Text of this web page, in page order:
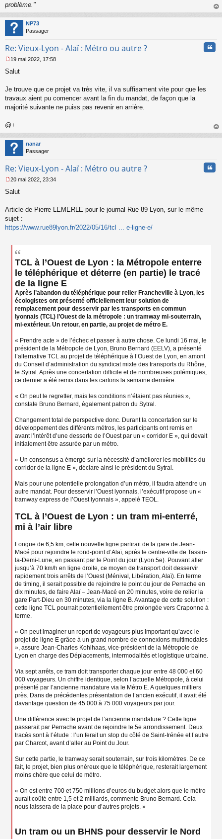
u
problème."
au
NP73
Passager
Re: Vieux-Lyon - Alaï : Métro ou autre ?
e
s
g
e
o
n
l
u
19 mai 2022, 17:58
Salut
Je trouve que ce projet va très vite, il va suffisament vite pour que les
travaux aient pu comencer avant la fin du mandat, de façon que la
majorité suivante ne puiss pas revenir en arrière.
@+
au
nanar
Passager
Re: Vieux-Lyon - Alaï : Métro ou autre ?
e
s
a
g
e
o
20 mai 2022, 23:34
Salut
Article de Pierre LEMERLE pour le journal Rue 89 Lyon, sur le même
sujet :
https://www.rue89lyon.fr/2022/05/16/tcl ... e-ligne-e/
TCL à l’Ouest de Lyon : la Métropole enterre
le téléphérique et déterre (en partie) le tracé
de la ligne E
Après l’abandon du téléphérique pour relier Francheville à Lyon, les
écologistes ont présenté officiellement leur solution de
remplacement pour desservir par les transports en commun
lyonnais (TCL) l’Ouest de la métropole : un tramway mi-souterrain,
mi-extérieur. Un retour, en partie, au projet de métro E.
« Prendre acte » de l’échec et passer à autre chose. Ce lundi 16 mai, le
président de la Métropole de Lyon, Bruno Bernard (EELV), a présenté
l’alternative TCL au projet de téléphérique à l’Ouest de Lyon, en amont
du Conseil d’administration du syndicat mixte des transports du Rhône,
le Sytral. Après une concertation difficile et de nombreuses polémiques,
ce dernier a été remis dans les cartons la semaine dernière.
« On peut le regretter, mais les conditions n’étaient pas réunies »,
constate Bruno Bernard, également patron du Sytral.
Changement total de perspective donc. Durant la concertation sur le
développement des différents métros, les participants ont remis en
avant l’intérêt d’une desserte de l’Ouest par un « corridor E », qui devait
initialement être assurée par un métro.
« Un consensus a émergé sur la nécessité d’améliorer les mobilités du
corridor de la ligne E », déclare ainsi le président du Sytral.
Mais pour une potentielle prolongation d’un métro, il faudra attendre un
autre mandat. Pour desservir l’Ouest lyonnais, l’exécutif propose un «
tramway express de l’Ouest lyonnais », appelé TEOL.
TCL à l’Ouest de Lyon : un tram mi-enterré,
mi à l’air libre
Longue de 6,5 km, cette nouvelle ligne partirait de la gare de Jean-
Macé pour rejoindre le rond-point d’Alaï, après le centre-ville de Tassin-
la-Demi-Lune, en passant par le Point du jour (Lyon 5e). Pouvant aller
jusqu’à 70 km/h en ligne droite, ce moyen de transport doit desservir
rapidement trois arrêts de l’Ouest (Ménival, Libération, Alaï). En terme
de timing, il serait possible de rejoindre le point du jour de Perrache en
dix minutes, de faire Alaï – Jean-Macé en 20 minutes, voire de relier la
gare Part-Dieu en 30 minutes, via la ligne B. Avantage de cette solution :
cette ligne TCL pourrait potentiellement être prolongée vers Craponne à
terme.
« On peut imaginer un report de voyageurs plus important qu’avec le
projet de ligne E grâce à un grand nombre de connexions multimodales
», assure Jean-Charles Kohlhaas, vice-président de la Métropole de
Lyon en charge des Déplacements, intermodalités et logistique urbaine.
Via sept arrêts, ce tram doit transporter chaque jour entre 48 000 et 60
000 voyageurs. Un chiffre identique, selon l’actuelle Métropole, à celui
présenté par l’ancienne mandature via le Métro E. A quelques milliers
près. Dans de précédentes présentation de l’ancien exécutif, il avait été
davantage question de 45 000 à 75 000 voyageurs par jour.
Une différence avec le projet de l’ancienne mandature ? Cette ligne
passerait par Perrache avant de rejoindre le 5e arrondissement. Deux
tracés sont à l’étude : l’un ferait un stop du côté de Saint-Irénée et l’autre
par Charcot, avant d’aller au Point du Jour.
Sur cette partie, le tramway serait souterrain, sur trois kilomètres. De ce
fait, le projet, bien plus onéreux que le téléphérique, resterait largement
moins chère que celui de métro.
« On est entre 700 et 750 millions d’euros du budget alors que le métro
aurait coûté entre 1,5 et 2 milliards, commente Bruno Bernard. Cela
nous laissera de la place pour d’autres projets. »
Un tram ou un BHNS pour desservir le Nord